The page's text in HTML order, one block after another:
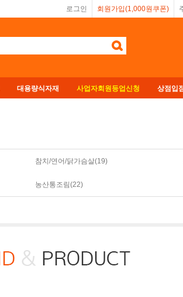
로그인 회원가입(1,000원쿠폰)
대용량식자재 사업자회원등업신청 상점입
참치/연어/닭가슴살(19)
농산통조림(22)